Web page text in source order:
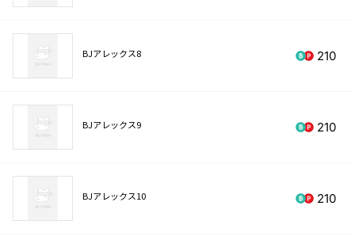
BJアレックス8 210
BJアレックス9 210
BJアレックス10 210